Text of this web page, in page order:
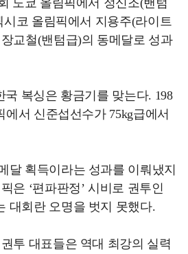
시코 올림픽에서 지용주(라이트
교철(밴텀급)의 동메달로 성과
국 복싱은 황금기를 맞는다. 198
에서 신준섭선수가 75kg급에서
달 획득이라는 성과를 이뤄냈지
은 ‘편파판정’ 시비로 권투인
대회란 오명을 벗지 못했다.
투 대표들은 역대 최강의 실력